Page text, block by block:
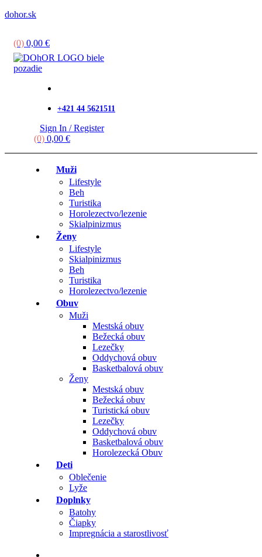
dohor.sk
Menu
(0) 0,00 €
+421 44 5621511
Sign In / Register
(0) 0,00 €
Muži
Lifestyle
Beh
Turistika
Horolezectvo/lezenie
Skialpinizmus
Ženy
Lifestyle
Skialpinizmus
Beh
Turistika
Horolezectvo/lezenie
Obuv
Muži
Mestská obuv
Bežecká obuv
Lezečky
Oddychová obuv
Basketbalová obuv
Ženy
Mestská obuv
Bežecká obuv
Turistická obuv
Lezečky
Oddychová obuv
Basketbalová obuv
Horolezecká Obuv
Deti
Oblečenie
Lyže
Doplnky
Batohy
Čiapky
Impregnácia a starostlivosť